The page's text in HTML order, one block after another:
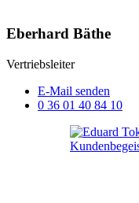
Eberhard Bäthe
Vertriebsleiter
E-Mail senden
0 36 01 40 84 10